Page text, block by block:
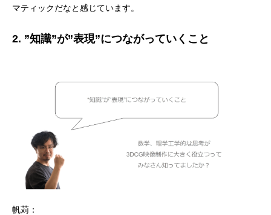
マティックだなと感じています。
2. ”知識”が”表現”につながっていくこと
帆苅：